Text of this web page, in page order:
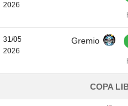
2026
31/05
2026
Gremio
COPA